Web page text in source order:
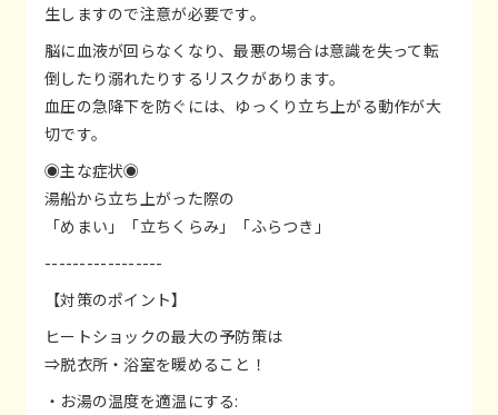
生しますので注意が必要です。
脳に血液が回らなくなり、最悪の場合は意識を失って転
倒したり溺れたりするリスクがあります。
血圧の急降下を防ぐには、ゆっくり立ち上がる動作が大
切です。
◉主な症状◉
湯船から立ち上がった際の
「めまい」「立ちくらみ」「ふらつき」
-----------------
【対策のポイント】
ヒートショックの最大の予防策は
⇒脱衣所・浴室を暖めること！
・お湯の温度を適温にする: